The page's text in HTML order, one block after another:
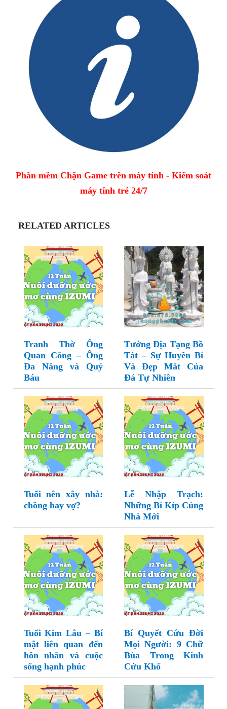
Phần mềm Chặn Game trên máy tính - Kiểm soát
máy tính trẻ 24/7
RELATED ARTICLES
Tranh Thờ Ông
Quan Công – Ông
Đa Năng và Quý
Báu
Tưởng Địa Tạng Bồ
Tát – Sự Huyền Bí
Và Đẹp Mắt Của
Đá Tự Nhiên
Tuổi nên xây nhà:
chồng hay vợ?
Lễ Nhập Trạch:
Những Bí Kíp Cúng
Nhà Mới
Tuổi Kim Lâu – Bí
mật liên quan đến
hôn nhân và cuộc
sống hạnh phúc
Bí Quyết Cứu Đời
Mọi Người: 9 Chữ
Bùa Trong Kinh
Cứu Khổ